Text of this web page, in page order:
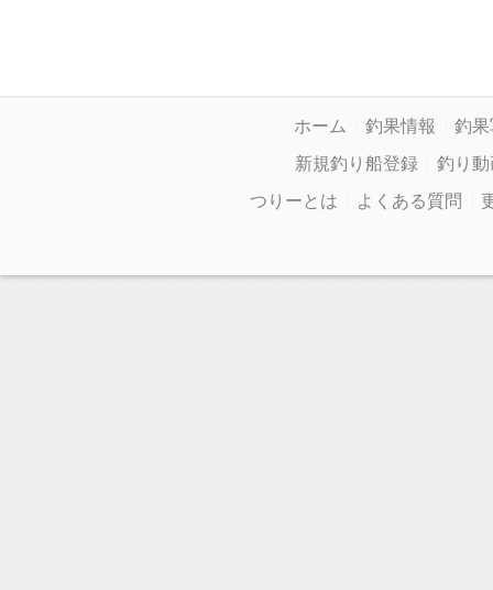
ホーム 釣果情報
釣
新規釣り船登録
釣り動
つりーとは
よくある質問